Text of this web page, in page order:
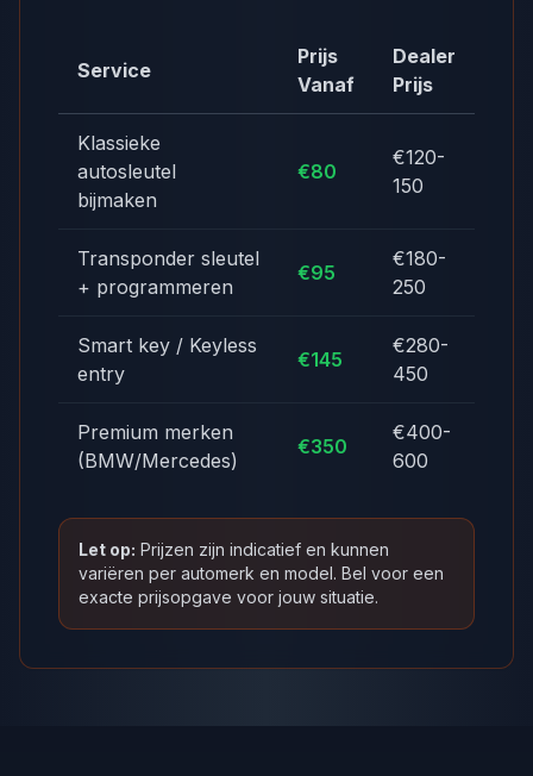
Service
Prijs
Vanaf
Dealer
Prijs
Klassieke
autosleutel
bijmaken
€80
€120-
150
Transponder sleutel
+ programmeren
€95
€180-
250
Smart key / Keyless
entry
€145
€280-
450
Premium merken
(BMW/Mercedes)
€350
€400-
600
Let op: Prijzen zijn indicatief en kunnen
variëren per automerk en model. Bel voor een
exacte prijsopgave voor jouw situatie.